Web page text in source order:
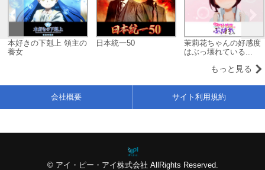
本好きの下剋上 領主の
養女
日本統一50
茉莉花ちゃんの好感度
はぶっ壊れている...
もっと見る
© アイ・ピー・アイ株式会社 AllRights Reserved.
会社概要 サイト利用規約